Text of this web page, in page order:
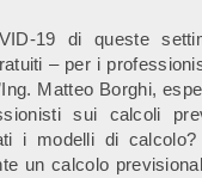
19 di queste
– per i
Matteo Borghi,
sui calcoli
i modelli di
un calcolo